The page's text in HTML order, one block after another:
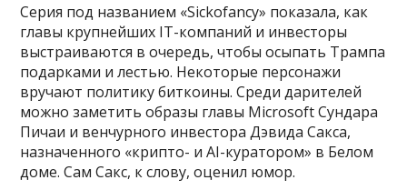
Серия под названием «Sickofancy» показала, как
главы крупнейших IT-компаний и инвесторы
выстраиваются в очередь, чтобы осыпать Трампа
подарками и лестью. Некоторые персонажи
вручают политику биткоины. Среди дарителей
можно заметить образы главы Microsoft Сундара
Пичаи и венчурного инвестора Дэвида Сакса,
назначенного «крипто- и AI-куратором» в Белом
доме. Сам Сакс, к слову, оценил юмор.